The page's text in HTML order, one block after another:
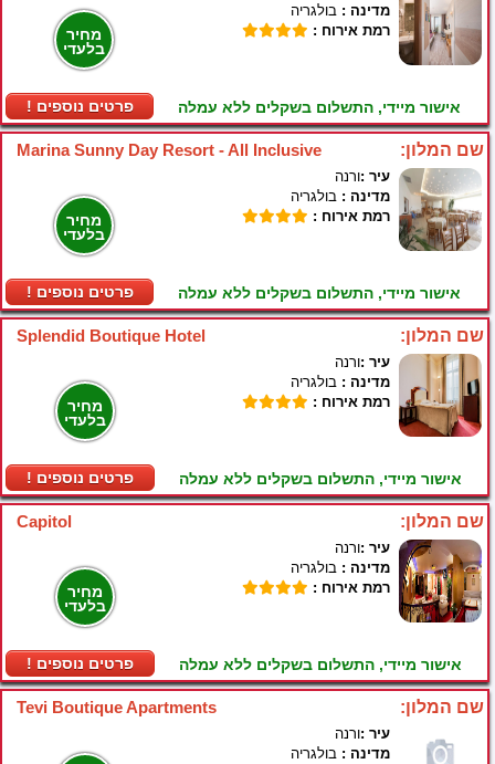
מחיר
בלעדי
! פרטים נוספים
מדינה : בולגריה
רמת אירוח :
אישור מיידי, התשלום בשקלים ללא עמלה
Marina Sunny Day Resort - All Inclusive שם המלון:
מחיר
בלעדי
! פרטים נוספים
עיר :ורנה
מדינה : בולגריה
רמת אירוח :
אישור מיידי, התשלום בשקלים ללא עמלה
Splendid Boutique Hotel שם המלון:
מחיר
בלעדי
! פרטים נוספים
עיר :ורנה
מדינה : בולגריה
רמת אירוח :
אישור מיידי, התשלום בשקלים ללא עמלה
Capitol שם המלון:
מחיר
בלעדי
! פרטים נוספים
עיר :ורנה
מדינה : בולגריה
רמת אירוח :
אישור מיידי, התשלום בשקלים ללא עמלה
Tevi Boutique Apartments שם המלון:
עיר :ורנה
מדינה : בולגריה